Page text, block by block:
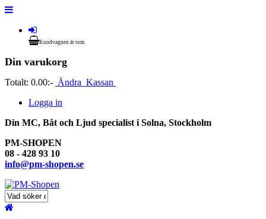
Kundvagnen är tom.
Din varukorg
Totalt: 0.00:- Ändra Kassan
Logga in
Din MC, Båt och Ljud specialist i Solna, Stockholm
PM-SHOPEN
08 - 428 93 10
info@pm-shopen.se